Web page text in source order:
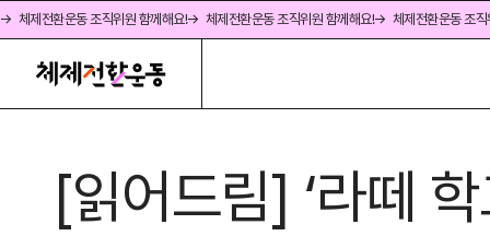
→ 체제전환운동 조직위원 함께해요!→ 체제전환운동 조직위원 함께해요!→ 체제전환운동 조직
[읽어드림] ‘라떼